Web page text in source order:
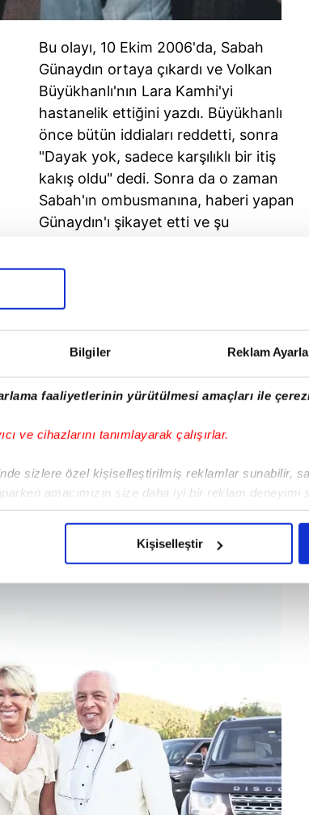
Bilgiler Reklam
faaliyetlerinin yürütülmesi amaçları ile
ve cihazlarını tanımlayarak çalışırlar.
sizlere özel kişiselleştirilmiş reklamlar sunabilir,
amacımızın size daha iyi bir reklam
gelen çabayı gösterdiğimizi ve bu noktada,
amaçlarıyla sınırlı olarak açık rızanız
yer alan panel vasıtasıyla belirleyebilirsiniz.
Metnimiziziyaret edebilirsiniz.
Kanunu uyarınca hazırlanmış Aydınlatma
çerezlerle ilgili bilgi almak için lütfentıklayınız.
Kişiselleştir
Bu olayı, 10 Ekim 2006'da, Sabah
Günaydın ortaya çıkardı ve Volkan
Büyükhanlı'nın Lara Kamhi'yi
hastanelik ettiğini yazdı. Büyükhanlı
önce bütün iddiaları reddetti, sonra
"Dayak yok, sadece karşılıklı bir itiş
kakış oldu" dedi. Sonra da o zaman
Sabah'ın ombusmanına, haberi yapan
Günaydın'ı şikayet etti ve şu
birtakım sorunlardan dolayı
ilişkiyi bitirme kararı almış
ziyaret etmek, biraz da kafasını
bu haberleri yapmak ne
ve yorumu sizlere bırakıyorum."